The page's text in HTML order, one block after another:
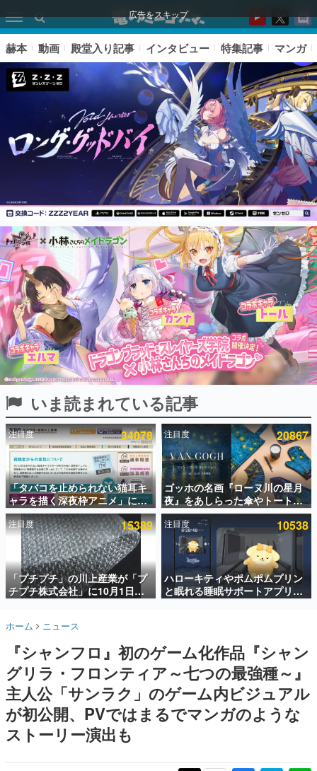
広告をスキップ
ピックアップ
電ファミのいま読まれている記事ランキング
アプリセール情報
インタビュー
連載・特集一覧
殿堂入り記事
SNS拡散数が数千以上！ ページビュー数万以上！ などな
ど。多くの人々に読まれた、電ファミ渾身の“殿堂入り”記
事をまとめました。
ゲームの企画書
名作ゲームクリエイターの方々に製作時のエピソードをお
聞きし、ヒットする企画（ゲーム）とは何か？を探ってい
きます。
赫本
この物語を解いてはいけない。『赫本』は、〈試験問題〉
の形をした短編ホラー小説集です。
新世代に訊く
これからのデジタルゲーム市場を担う若きクリエイター達
の姿を追い、彼らのルーツと情熱を探っていきます。
ゲームに多大な影響を受けた作家さんに取材し、ゲームが
日本のコンテンツ産業やカルチャーに与えた影響を探る企
画です。
日本モバイルゲーム産業史
日本のモバイルゲーム史における主要なトピック・タイト
ルを網羅するほか、開発者へのインタビューや識者による
解説を掲載。約20年の歴史が一望できる決定版！
若ゲのいたり〜ゲームクリエイターの青春〜
一先生によるゲーム業界レポートマンガです。
赫本 動画 殿堂入り記事 インタビュー 特集記事 マンガ
いま読まれている記事
注目度 34078
「タバコを止められない猫耳キ
ャラを描く深夜枠アニメ」に視
聴者の一部から批判意見。違法
薬物の使用と思わしき描写も含
めて、BPOが議論を交わす
注目度 20867
ゴッホの名画『ローヌ川の星月
夜』をあしらった傘やトートバ
ッグなどが登場。8月7日21時よ
り2日間限定で予約販売
注目度 15389
「プチプチ」の川上産業が「プ
チプチ株式会社」に10月1日よ
り社名変更へ。創業58年で初め
なじみの緩衝材が会社の名前に
注目度 10538
ハローキティやポムポムプリン
と眠れる睡眠サポートアプリ
『ゆめたび』が配信中。キャラ
ホーム ニュース
『シャンフロ』初のゲーム化作品『シャン
グリラ・フロンティア～七つの最強種～』
主人公「サンラク」のゲーム内ビジュアル
が初公開、PVではまるでマンガのような
ストーリー演出も